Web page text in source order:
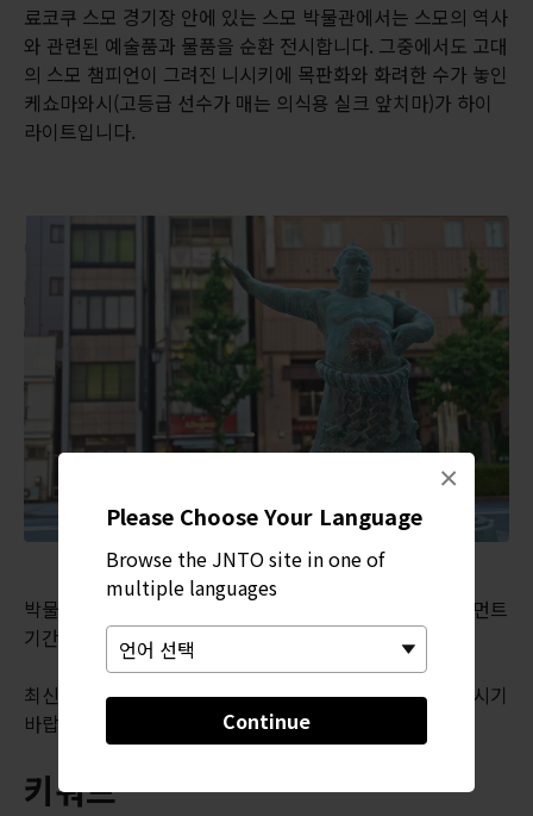
Please Choose Your Language
Browse the JNTO site in one of
multiple languages
Continue
×
료코쿠 스모 경기장 안에 있는 스모 박물관에서는 스모의 역사
와 관련된 예술품과 물품을 순환 전시합니다. 그중에서도 고대
의 스모 챔피언이 그려진 니시키에 목판화와 화려한 수가 놓인
케쇼마와시(고등급 선수가 매는 의식용 실크 앞치마)가 하이
라이트입니다.
박물관 입장은 평소에는 무료이나, 도쿄 그랜드 스모 토너먼트
기간에는 입장권이 필요합니다.
최신 정보와 다를 수 있으니 공식 웹사이트를 필히 확인하시기
바랍니다.
키워드